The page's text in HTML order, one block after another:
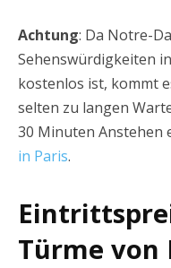
Achtung: Da Notre-
Sehenswürdigkeiten
kostenlos ist, kommt
selten zu langen
30 Minuten Anstehen
in Paris.
Türme von